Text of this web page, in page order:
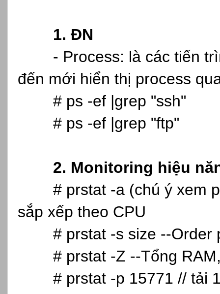
1. ĐN
- Process: là các tiến
đến mới hiển thị process
# ps -ef |grep "ssh"
# ps -ef |grep "ftp"
2. Monitoring hiệu
# prstat -a (chú ý xem
sắp xếp theo CPU
# prstat -s size --Order
# prstat -Z --Tổng
# prstat -p 15771 // tải